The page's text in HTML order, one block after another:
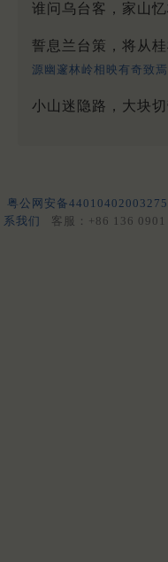
谁问乌台客，家山
誓息兰台策，将从
源幽邃林岭相映有奇致焉
小山迷隐路，大块
粤公网安备44010402003275
系我们
客服：+86 136 0901